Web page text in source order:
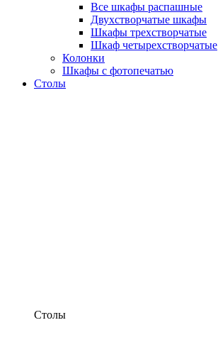
Все шкафы распашные
Двухстворчатые шкафы
Шкафы трехстворчатые
Шкаф четырехстворчатые
Колонки
Шкафы с фотопечатью
Столы
Столы